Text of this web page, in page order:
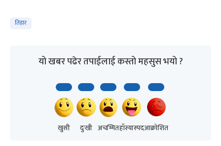
तिहार
यो खबर पढेर तपाईलाई कस्तो महसुस भयो ?
खुसी दुःखी अचम्मितहाँस्यास्पदआक्रोशित